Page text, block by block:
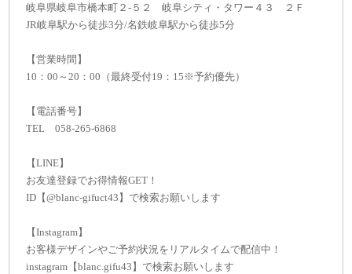
岐阜県岐阜市橋本町２-５２ 岐阜シティ・タワー４３ ２Ｆ
JR岐阜駅から徒歩3分/名鉄岐阜駅から徒歩5分
【営業時間】
10：00～20：00（最終受付19：15※予約優先）
【電話番号】
TEL 058-265-6868
【LINE】
お友達登録でお得情報GET！
ID【@blanc-gifuct43】で検索お願いします
【Instagram】
お客様デザインやご予約状況をリアルタイムで配信中！
instagram【blanc.gifu43】で検索お願いします